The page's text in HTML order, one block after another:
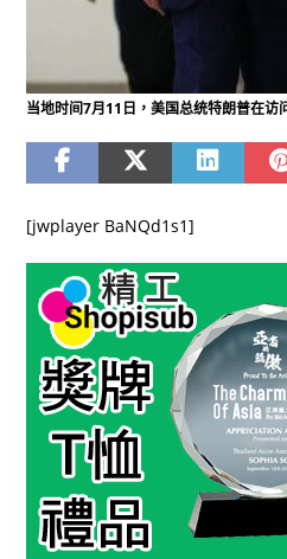
当地时间7月11日，美国总统特朗普在访
[jwplayer BaNQd1s1]